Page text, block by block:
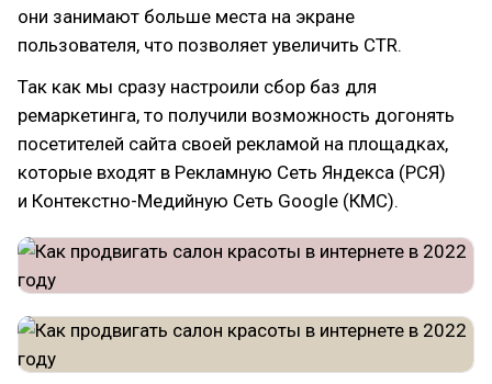
они занимают больше места на экране
пользователя, что позволяет увеличить CTR.
Так как мы сразу настроили сбор баз для
ремаркетинга, то получили возможность догонять
посетителей сайта своей рекламой на площадках,
которые входят в Рекламную Сеть Яндекса (РСЯ)
и Контекстно-Медийную Сеть Google (КМС).